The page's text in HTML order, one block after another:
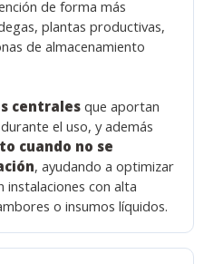
de forma más
plantas productivas,
de almacenamiento
centrales que aportan
el uso, y además
cuando no se
, ayudando a optimizar
instalaciones con alta
o insumos líquidos.